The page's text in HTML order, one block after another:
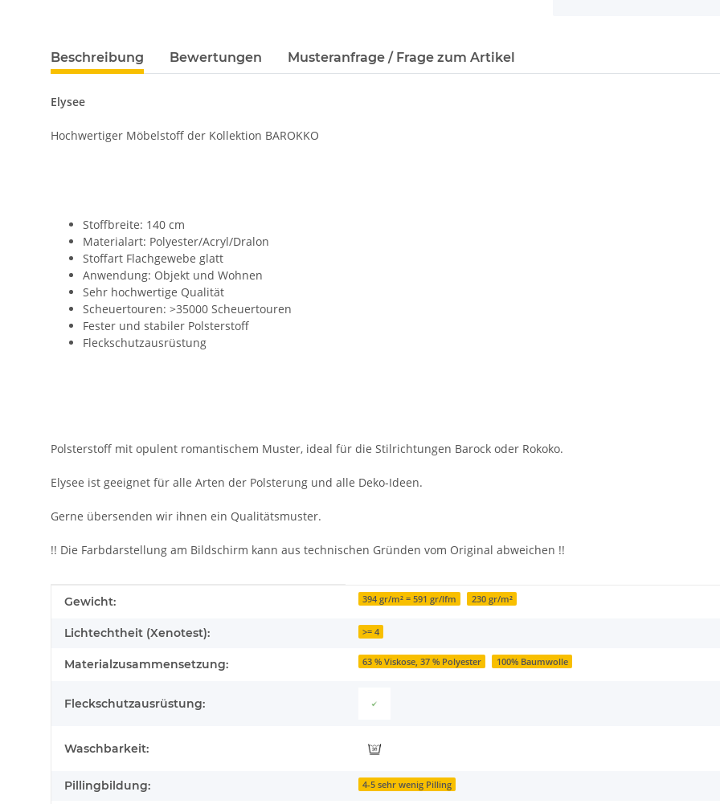
Beschreibung Bewertungen Musteranfrage / Frage zum Artikel
Elysee
Hochwertiger Möbelstoff der Kollektion BAROKKO
Stoffbreite: 140 cm
Materialart: Polyester/Acryl/Dralon
Stoffart Flachgewebe glatt
Anwendung: Objekt und Wohnen
Sehr hochwertige Qualität
Scheuertouren: >35000 Scheuertouren
Fester und stabiler Polsterstoff
Fleckschutzausrüstung
Polsterstoff mit opulent romantischem Muster, ideal für die Stilrichtungen Barock oder Rokoko.
Elysee ist geeignet für alle Arten der Polsterung und alle Deko-Ideen.
Gerne übersenden wir ihnen ein Qualitätsmuster.
!! Die Farbdarstellung am Bildschirm kann aus technischen Gründen vom Original abweichen !!
Produkteigenschaft
Wert
Gewicht: 394 gr/m² = 591 gr/lfm 230 gr/m²
Lichtechtheit (Xenotest): >= 4
Materialzusammensetzung: 63 % Viskose, 37 % Polyester 100% Baumwolle
Fleckschutzausrüstung:
Waschbarkeit:
Pillingbildung: 4-5 sehr wenig Pilling